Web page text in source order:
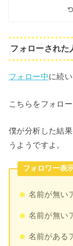
フォローされた
フォロー中に続
こちらをフォロ
僕が分析した結
うようですよ。
フォロワー表
名前が無い
名前が無い
名前がある